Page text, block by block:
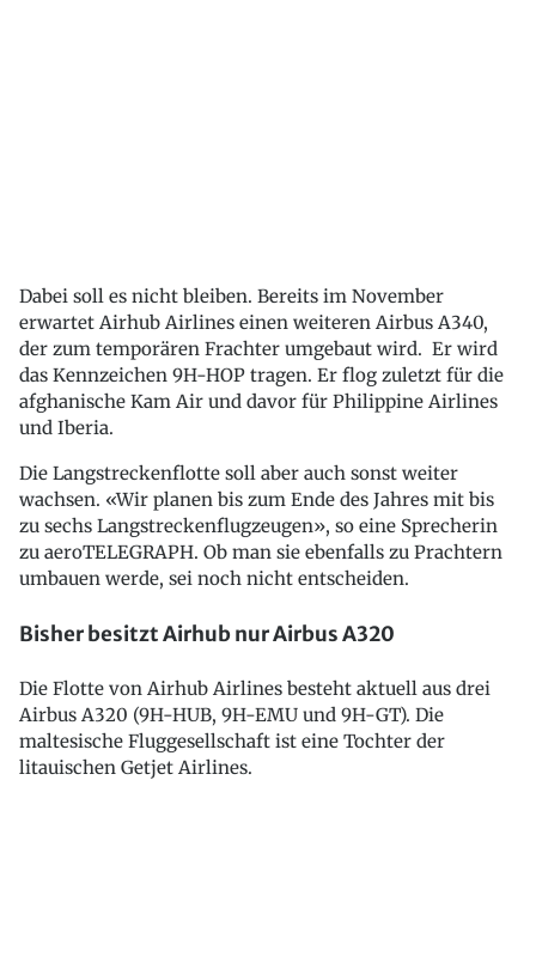
Dabei soll es nicht bleiben. Bereits im November
erwartet Airhub Airlines einen weiteren Airbus A340,
der zum temporären Frachter umgebaut wird. Er wird
das Kennzeichen 9H-HOP tragen. Er flog zuletzt für die
afghanische Kam Air und davor für Philippine Airlines
und Iberia.
Die Langstreckenflotte soll aber auch sonst weiter
wachsen. «Wir planen bis zum Ende des Jahres mit bis
zu sechs Langstreckenflugzeugen», so eine Sprecherin
zu aeroTELEGRAPH. Ob man sie ebenfalls zu Prachtern
umbauen werde, sei noch nicht entscheiden.
Bisher besitzt Airhub nur Airbus A320
Die Flotte von Airhub Airlines besteht aktuell aus drei
Airbus A320 (9H-HUB, 9H-EMU und 9H-GT). Die
maltesische Fluggesellschaft ist eine Tochter der
litauischen Getjet Airlines.